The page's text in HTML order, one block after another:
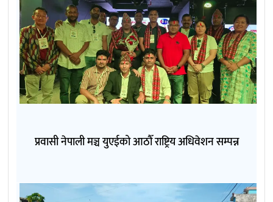
प्रवासी नेपाली मञ्च युएईको आठौँ राष्ट्रिय अधिवेशन सम्पन्न